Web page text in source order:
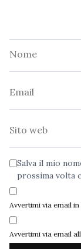
Salva il mio
prossima volta
Avvertimi via email
Avvertimi via email